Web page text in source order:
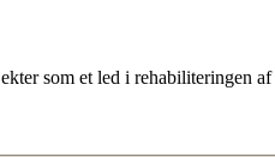
som et led i